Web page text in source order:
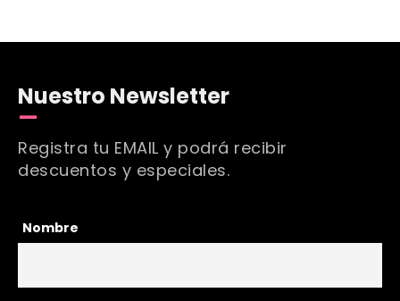
Nuestro Newsletter
Registra tu EMAIL y podrá recibir
descuentos y especiales.
Nombre